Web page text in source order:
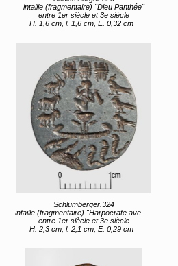
intaille (fragmentaire) "Dieu Panthée"
entre 1er siècle et 3e siècle
H. 1,6 cm, l. 1,6 cm, E. 0,32 cm
Schlumberger.324
intaille (fragmentaire) "Harpocrate avec des animaux"
entre 1er siècle et 3e siècle
H. 2,3 cm, l. 2,1 cm, E. 0,29 cm